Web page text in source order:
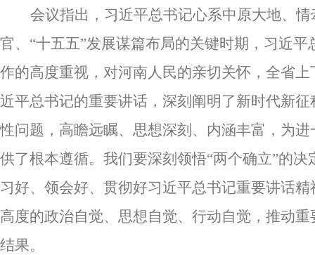
会议指出，习近平总书记心系中原大地、
官、“十五五”发展谋篇布局的关键时期，习近
作的高度重视，对河南人民的亲切关怀，全省
近平总书记的重要讲话，深刻阐明了新时代新
性问题，高瞻远瞩、思想深刻、内涵丰富，为
供了根本遵循。我们要深刻领悟“两个确立”的
习好、领会好、贯彻好习近平总书记重要讲话
高度的政治自觉、思想自觉、行动自觉，推动
结果。